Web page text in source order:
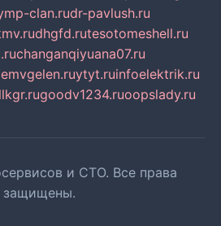
clan.rudr-pavlush.ru
dhgfd.rutesotomeshell.ru
changanqiyuana07.ru
ytyt.ruinfoelektrik.ru
goodv1234.ruoopslady.ru
и СТО. Все права
защищены.